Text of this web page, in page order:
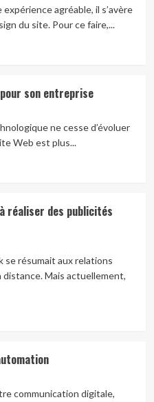
agréable, il s’avère
du site. Pour ce faire,...
son entreprise
ne cesse d’évoluer
Web est plus...
réaliser des publicités
se résumait aux relations
distance. Mais actuellement,
communication digitale,